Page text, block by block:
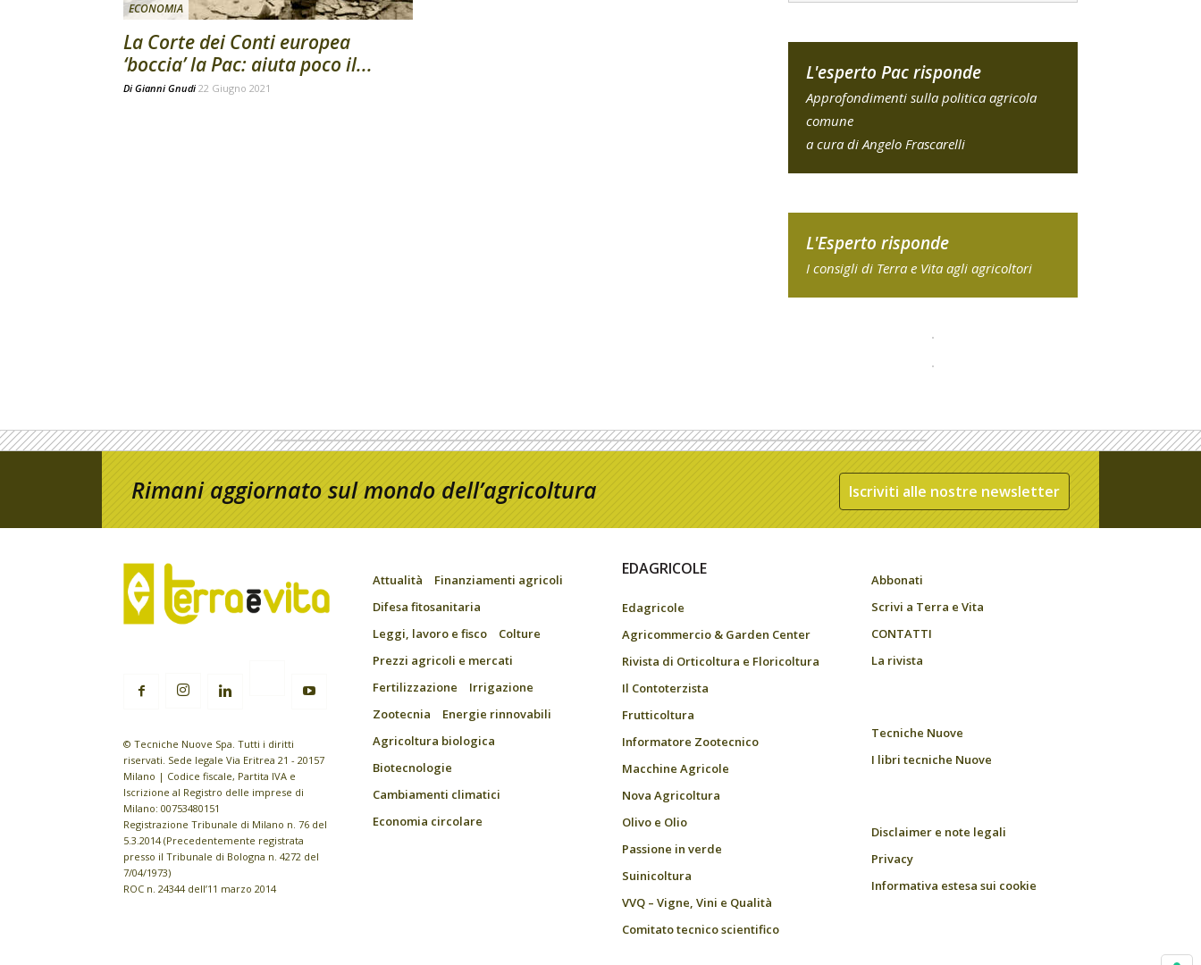
ECONOMIA
La Corte dei Conti europea
‘boccia’ la Pac: aiuta poco il...
Di Gianni Gnudi 22 Giugno 2021
L'esperto Pac risponde
Approfondimenti sulla politica agricola
comune
a cura di Angelo Frascarelli
L'Esperto risponde
I consigli di Terra e Vita agli agricoltori
Rimani aggiornato sul mondo dell’agricoltura Iscriviti alle nostre newsletter
© Tecniche Nuove Spa. Tutti i diritti
riservati. Sede legale Via Eritrea 21 - 20157
Milano | Codice fiscale, Partita IVA e
Iscrizione al Registro delle imprese di
Milano: 00753480151
Registrazione Tribunale di Milano n. 76 del
5.3.2014 (Precedentemente registrata
presso il Tribunale di Bologna n. 4272 del
7/04/1973)
ROC n. 24344 dell’11 marzo 2014
Attualità
Finanziamenti agricoli
Difesa fitosanitaria
Leggi, lavoro e fisco
Colture
Prezzi agricoli e mercati
Fertilizzazione
Irrigazione
Zootecnia
Energie rinnovabili
Agricoltura biologica
Biotecnologie
Cambiamenti climatici
Economia circolare
EDAGRICOLE
Edagricole
Agricommercio & Garden Center
Rivista di Orticoltura e Floricoltura
Il Contoterzista
Frutticoltura
Informatore Zootecnico
Macchine Agricole
Nova Agricoltura
Olivo e Olio
Passione in verde
Suinicoltura
VVQ – Vigne, Vini e Qualità
Comitato tecnico scientifico
Abbonati
Scrivi a Terra e Vita
CONTATTI
La rivista
Tecniche Nuove
I libri tecniche Nuove
Disclaimer e note legali
Privacy
Informativa estesa sui cookie